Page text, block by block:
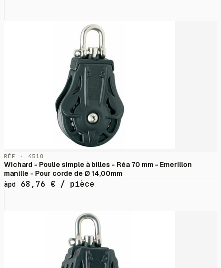
RÉF · 4510
Wichard - Poulie simple à billes - Réa 70 mm - Emerillon
manille - Pour corde de Ø 14,00mm
àpd
68,76 € / pièce